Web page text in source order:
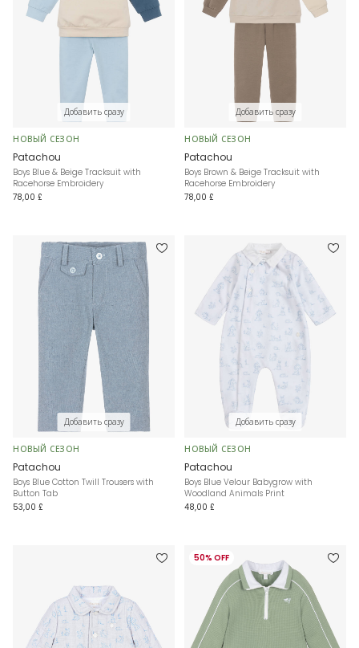
Добавить сразу
НОВЫЙ СЕЗОН
Patachou
Boys Blue & Beige Tracksuit with
Racehorse Embroidery
78,00 £
Добавить сразу
НОВЫЙ СЕЗОН
Patachou
Boys Brown & Beige Tracksuit with
Racehorse Embroidery
78,00 £
Добавить сразу
НОВЫЙ СЕЗОН
Patachou
Boys Blue Cotton Twill Trousers with
Button Tab
53,00 £
Добавить сразу
НОВЫЙ СЕЗОН
Patachou
Boys Blue Velour Babygrow with
Woodland Animals Print
48,00 £
50% OFF